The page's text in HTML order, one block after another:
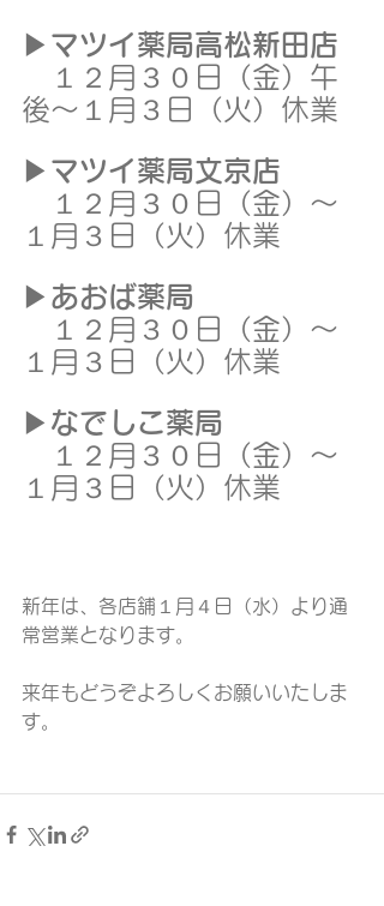
▶ マツイ薬局高松新田店
１２月３０日（金）午
後～１月３日（火）休業
▶ マツイ薬局文京店
１２月３０日（金）～
１月３日（火）休業
▶ あおば薬局
１２月３０日（金）～
１月３日（火）休業
▶ なでしこ薬局
１２月３０日（金）～
１月３日（火）休業
新年は、各店舗１月４日（水）より通
常営業となります。
来年もどうぞよろしくお願いいたしま
す。